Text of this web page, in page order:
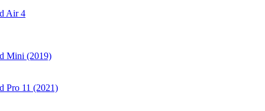
Air 4
Mini (2019)
Pro 11 (2021)